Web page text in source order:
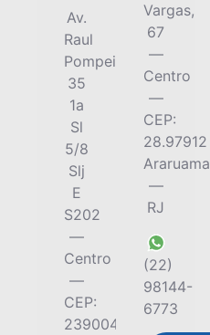
Av.
Raul
Pompeia,
35
1a
Sl
5/8
Slj
E
S202
—
Centro
—
CEP:
23900415
Vargas,
67
—
Centro
—
CEP:
28.97912
Araruama
—
RJ
(22)
98144-
6773